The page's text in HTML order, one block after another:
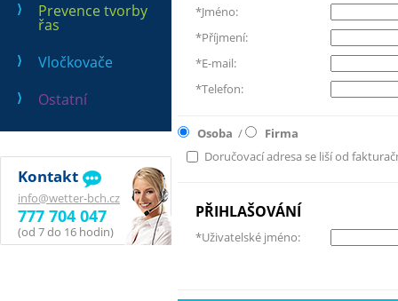
Prevence tvorby
řas
Vločkovače
Ostatní
Kontakt
info@wetter-bch.cz
777 704 047
(od 7 do 16 hodin)
*Jméno:
*Příjmení:
*E-mail:
*Telefon:
Osoba /
Firma
Doručovací adresa se liší od
PŘIHLAŠOVÁNÍ
*Uživatelské jméno: